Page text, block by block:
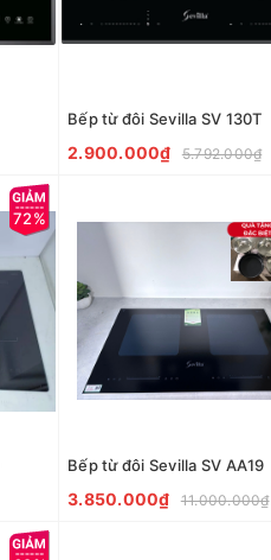
Bếp từ đôi Sevilla SV 130T
2.900.000₫ 5.792.000₫
72%
Bếp từ đôi Sevilla SV AA19
3.850.000₫ 11.000.000₫